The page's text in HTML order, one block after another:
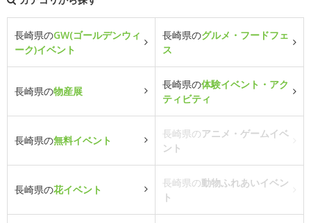
長崎県のGW(ゴールデンウィ
ーク)イベント
長崎県のグルメ・フードフェ
ス
長崎県の物産展
長崎県の体験イベント・アク
ティビティ
長崎県の無料イベント
長崎県のアニメ・ゲームイベ
ント
長崎県の花イベント
長崎県の動物ふれあいイベン
ト